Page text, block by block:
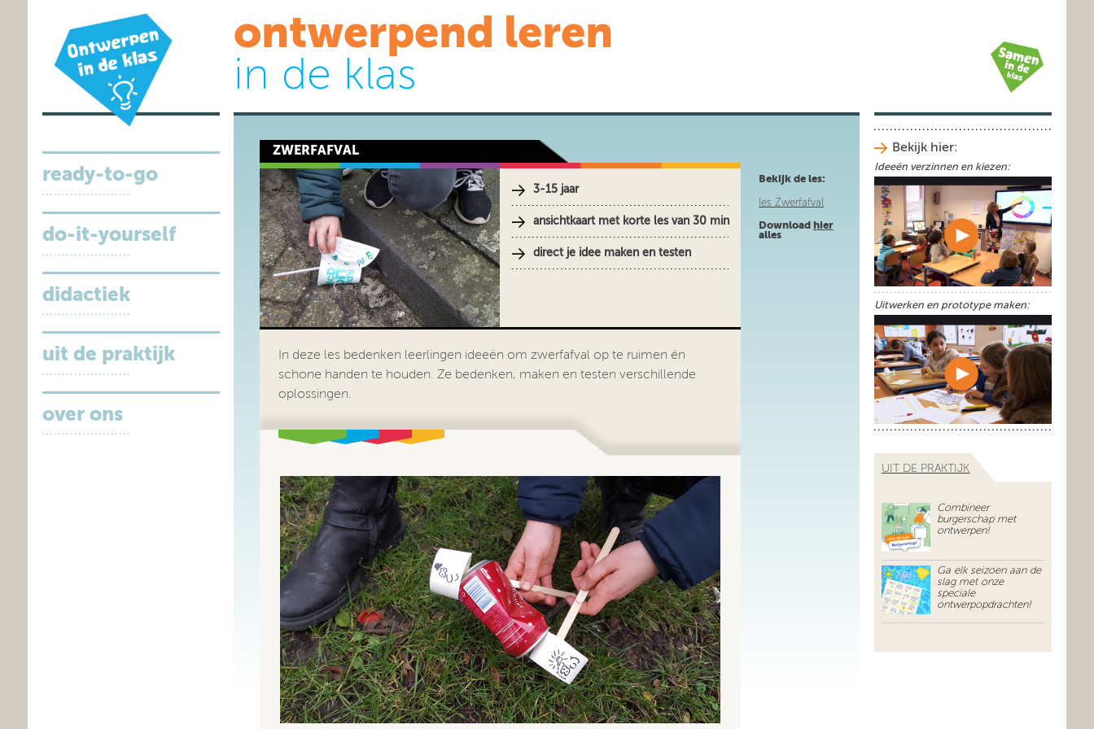
ontwerpend leren
in de klas
ready-to-go
do-it-yourself
didactiek
uit de praktijk
over ons
ZWERFAFVAL
3-15 jaar
ansichtkaart met korte les van 30 min
direct je idee maken en testen
In deze les bedenken leerlingen ideeën om zwerfafval op te ruimen én
schone handen te houden. Ze bedenken, maken en testen verschillende
oplossingen.
Bekijk de les:
les Zwerfafval
Download
hier
alles
Bekijk hier:
Ideeën verzinnen en kiezen:
Uitwerken en prototype maken:
UIT DE PRAKTIJK
Combineer
burgerschap met
ontwerpen!
Ga elk seizoen aan de
slag met onze
speciale
ontwerpopdrachten!